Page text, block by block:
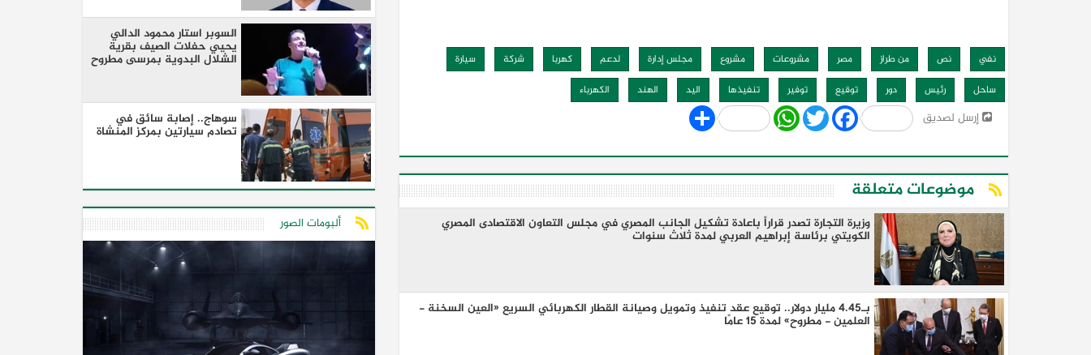
نفي نص من طراز مصر مشروعات مشروع مجلس إدارة لدعم كهربا شركة
سيارة
ساحل
رئيس دور توقيع توفير تنفيذها اليد الهند الكهرباء
إرسل لصديق Share WhatsApp
Twitter Facebook
موضوعات متعلقة
وزيرة التجارة تصدر قراراً باعادة تشكيل الجانب المصري في مجلس التعاون الاقتصادى المصري
الكويتي برئاسة إبراهيم العربي لمدة ثلاث سنوات
بـ4.45 مليار دولار.. توقيع عقد تنفيذ وتمويل وصيانة القطار الكهربائي السريع «العين السخنة -
العلمين - مطروح» لمدة 15 عامًا
السوبر استار محمود الدالي
يحيي حفلات الصيف بقرية
الشلال البدوية بمرسى مطروح
سوهاج.. إصابة سائق في
تصادم سيارتين بمركز المنشاة
ألبومات الصور